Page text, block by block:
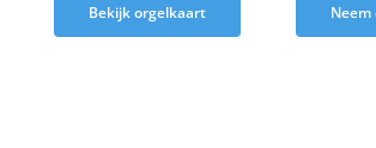
Bekijk orgelkaart